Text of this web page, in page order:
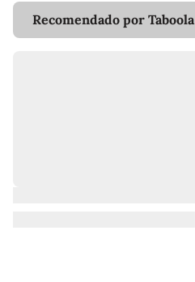
Recomendado por Taboola